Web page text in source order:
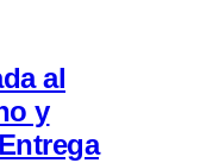
al
y